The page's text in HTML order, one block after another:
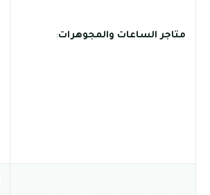
متاجر الساعات والمجوهرات: